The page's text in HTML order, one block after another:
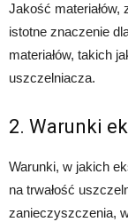
Jakość
istotne znaczenie
materiałów, takich
uszczelniacza.
2. Warunki
Warunki, w jakich
na trwałość
zanieczyszczenia,